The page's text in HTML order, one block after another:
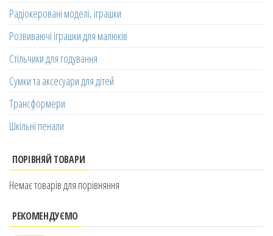
Радіокеровані моделі, іграшки
Розвиваючі іграшки для малюків
Стільчики для годування
Сумки та аксесуари для дітей
Трансформери
Шкільні пенали
ПОРІВНЯЙ ТОВАРИ
Немає товарів для порівняння
РЕКОМЕНДУЄМО